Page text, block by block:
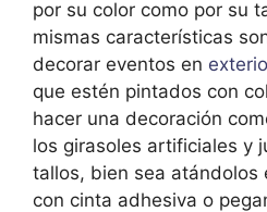
por su color como por su
mismas características
decorar eventos en
que estén pintados con
hacer una decoración
los girasoles artificiales y
tallos, bien sea atándolos
con cinta adhesiva o